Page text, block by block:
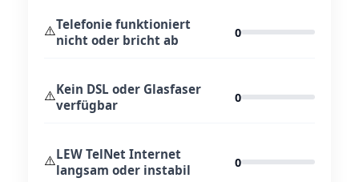
⚠️Telefonie funktioniert
nicht oder bricht ab
0
⚠️Kein DSL oder Glasfaser
verfügbar
0
⚠️LEW TelNet Internet
langsam oder instabil
0